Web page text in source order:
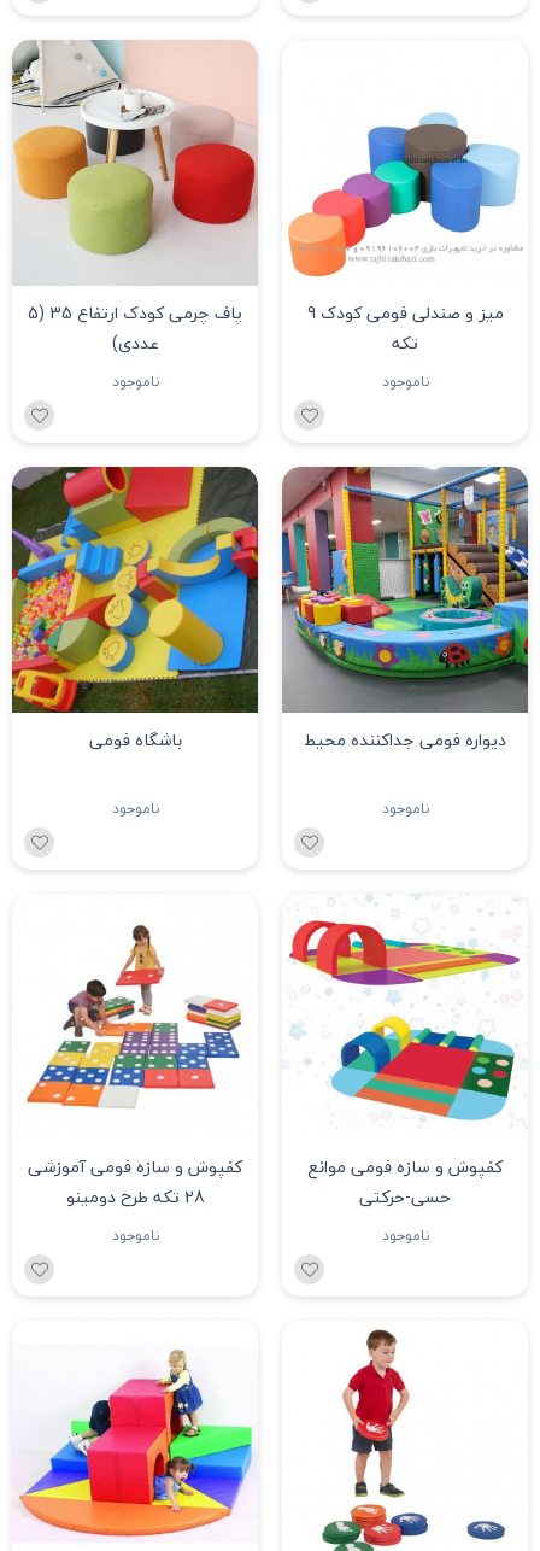
میز و صندلی فومی کودک 9
تکه
ناموجود
پاف چرمی کودک ارتفاع 35 (5
عددی)
ناموجود
دیواره فومی جداکننده محیط
ناموجود
باشگاه فومی
ناموجود
کفپوش و سازه فومی موانع
حسی-حرکتی
ناموجود
کفپوش و سازه فومی آموزشی
28 تکه طرح دومینو
ناموجود